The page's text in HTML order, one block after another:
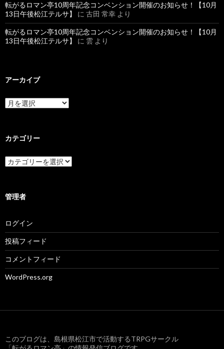
転がるロマン亭10周年記念コンベンション開催のお知らせ！【10月
13日午後松江テルサ】
に 古田 常幸 より
転がるロマン亭10周年記念コンベンション開催のお知らせ！【10月
13日午後松江テルサ】
に 雲 より
アーカイブ
ア
ー
ブ
カテゴリー
カ
テ
ー
管理者
ログイン
投稿フィード
コメントフィード
WordPress.org
このブログは、島根県松江市で活動するTRPGサークル